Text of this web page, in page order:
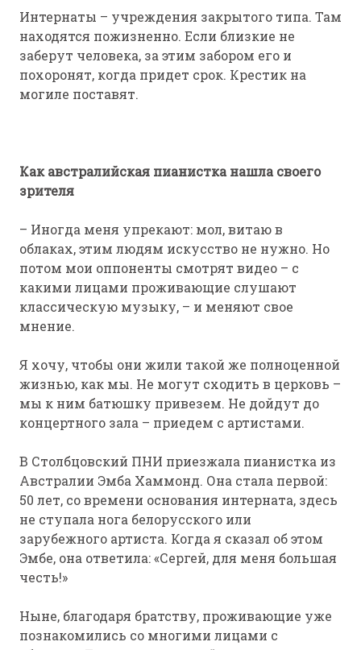
Интернаты – учреждения закрытого типа. Там
находятся пожизненно. Если близкие не
заберут человека, за этим забором его и
похоронят, когда придет срок. Крестик на
могиле поставят.
Как австралийская пианистка нашла своего
зрителя
– Иногда меня упрекают: мол, витаю в
облаках, этим людям искусство не нужно. Но
потом мои оппоненты смотрят видео – с
какими лицами проживающие слушают
классическую музыку, – и меняют свое
мнение.
Я хочу, чтобы они жили такой же полноценной
жизнью, как мы. Не могут сходить в церковь –
мы к ним батюшку привезем. Не дойдут до
концертного зала – приедем с артистами.
В Столбцовский ПНИ приезжала пианистка из
Австралии Эмба Хаммонд. Она стала первой:
50 лет, со времени основания интерната, здесь
не ступала нога белорусского или
зарубежного артиста. Когда я сказал об этом
Эмбе, она ответила: «Сергей, для меня большая
честь!»
Ныне, благодаря братству, проживающие уже
познакомились со многими лицами с